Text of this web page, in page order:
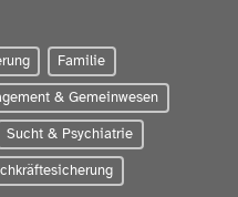
Familie
& Gemeinwesen
Sucht & Psychiatrie